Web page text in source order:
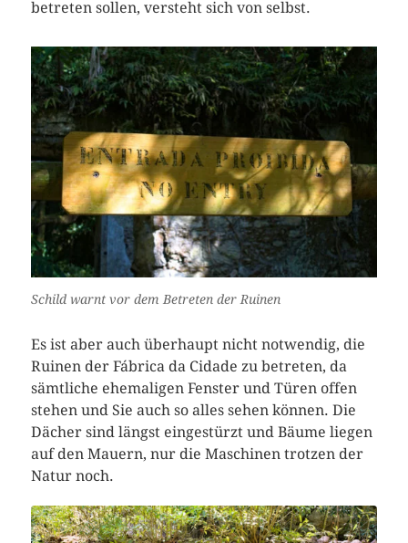
betreten sollen, versteht sich von selbst.
Schild warnt vor dem Betreten der Ruinen
Es ist aber auch überhaupt nicht notwendig, die
Ruinen der Fábrica da Cidade zu betreten, da
sämtliche ehemaligen Fenster und Türen offen
stehen und Sie auch so alles sehen können. Die
Dächer sind längst eingestürzt und Bäume liegen
auf den Mauern, nur die Maschinen trotzen der
Natur noch.